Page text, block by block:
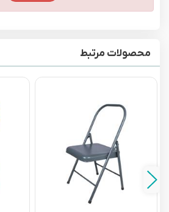
محصولات مرتبط